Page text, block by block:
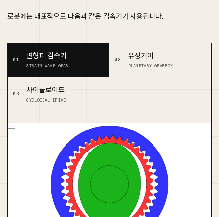
로봇에는 대표적으로 다음과 같은 감속기가 사용됩니다.
01 변형파 감속기
STRAIN WAVE GEAR
02 유성기어
PLANETARY GEARBOX
03 사이클로이드
CYCLOIDAL DRIVE